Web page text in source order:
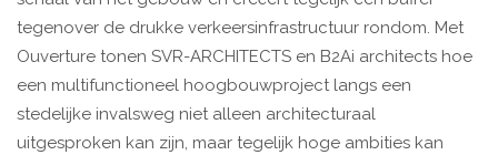
tegenover de drukke verkeersinfrastructuur rondom. Met
Ouverture tonen SVR-ARCHITECTS en B2Ai architects hoe
een multifunctioneel hoogbouwproject langs een
stedelijke invalsweg niet alleen architecturaal
uitgesproken kan zijn, maar tegelijk hoge ambities kan